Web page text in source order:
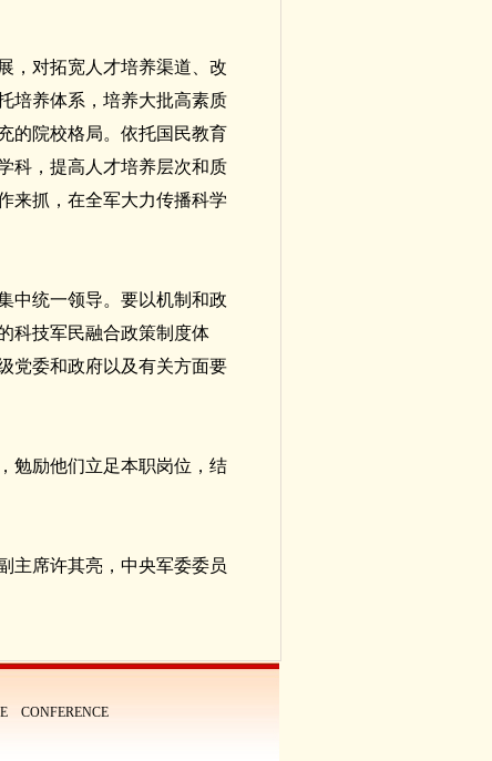
，对拓宽人才培养渠道、改
培养体系，培养大批高素质
的院校格局。依托国民教育
科，提高人才培养层次和质
来抓，在全军大力传播科学
中统一领导。要以机制和政
科技军民融合政策制度体
党委和政府以及有关方面要
勉励他们立足本职岗位，结
主席许其亮，中央军委委员
CONFERENCE